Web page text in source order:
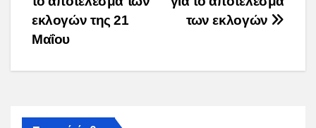
των εκλογών
εκλογών της 21
Μαΐου